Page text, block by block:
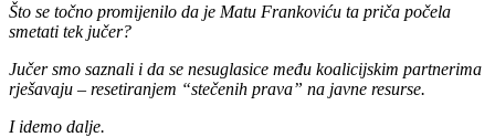
Što se točno promijenilo da je Matu Frankoviću ta priča počela
smetati tek jučer?
Jučer smo saznali i da se nesuglasice među koalicijskim partnerima
rješavaju – resetiranjem “stečenih prava” na javne resurse.
I idemo dalje.